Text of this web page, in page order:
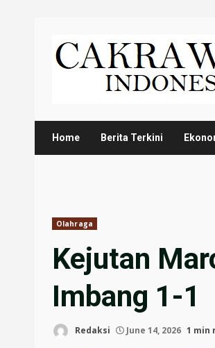
content
Home Berita Terkini
Olahraga
Kejutan
Imbang 1-1
Redaksi June 14, 2026 1 min